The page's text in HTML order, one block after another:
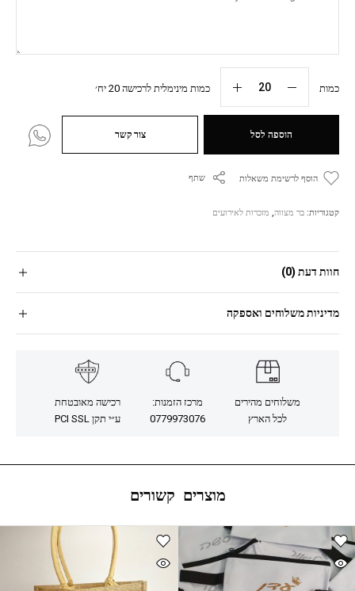
כמות כמות מינימלית לרכישה 20 יח׳
הוספה לסל צור קשר
הוסף לרשימת משאלות שתף
קטגוריות: בר מצווה, מזכרות לאירועים
חוות דעת (0)
מדיניות משלוחים ואספקה
משלוחים מהירים
לכל הארץ
מרכז הזמנות:
0779973076
רכישה מאובטחת
ע״י תקן PCI SSL
מוצרים קשורים